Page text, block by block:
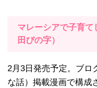
マレーシアで子育
田ぴの字）
2月3日発売予定。ブロ
な話）掲載漫画で構成